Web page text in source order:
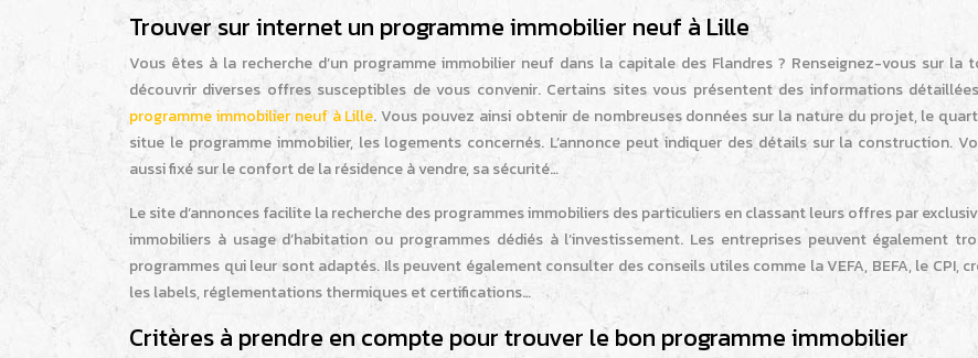
Trouver sur internet un programme immobilier neuf à Lille
Vous êtes à la recherche d’un programme immobilier neuf dans la capitale des Flandres ? Renseignez-vous sur la
découvrir diverses offres susceptibles de vous convenir. Certains sites vous présentent des informations
programme immobilier neuf à Lille. Vous pouvez ainsi obtenir de nombreuses données sur la nature du projet, le
situe le programme immobilier, les logements concernés. L’annonce peut indiquer des détails sur la construction.
aussi fixé sur le confort de la résidence à vendre, sa sécurité…
Le site d’annonces facilite la recherche des programmes immobiliers des particuliers en classant leurs offres par
immobiliers à usage d’habitation ou programmes dédiés à l’investissement. Les entreprises peuvent également
programmes qui leur sont adaptés. Ils peuvent également consulter des conseils utiles comme la VEFA, BEFA, le CPI,
les labels, réglementations thermiques et certifications…
Critères à prendre en compte pour trouver le bon programme immobilier